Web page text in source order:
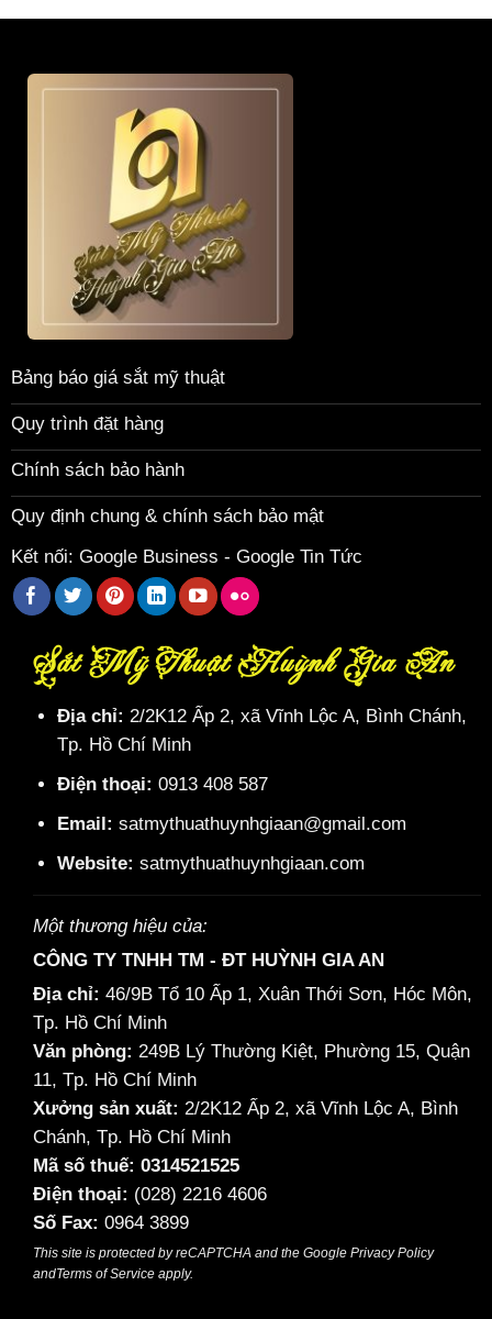
Bảng báo giá sắt mỹ thuật
Quy trình đặt hàng
Chính sách bảo hành
Quy định chung & chính sách bảo mật
Kết nối: Google Business - Google Tin Tức
Sắt Mỹ Thuật Huỳnh Gia An
Địa chỉ: 2/2K12 Ấp 2, xã Vĩnh Lộc A, Bình Chánh,
Tp. Hồ Chí Minh
Điện thoại: 0913 408 587
Email: satmythuathuynhgiaan@gmail.com
Website: satmythuathuynhgiaan.com
Một thương hiệu của:
CÔNG TY TNHH TM - ĐT HUỲNH GIA AN
Địa chỉ: 46/9B Tổ 10 Ấp 1, Xuân Thới Sơn, Hóc Môn,
Tp. Hồ Chí Minh
Văn phòng: 249B Lý Thường Kiệt, Phường 15, Quận
11, Tp. Hồ Chí Minh
Xưởng sản xuất: 2/2K12 Ấp 2, xã Vĩnh Lộc A, Bình
Chánh, Tp. Hồ Chí Minh
Mã số thuế: 0314521525
Điện thoại: (028) 2216 4606
Số Fax: 0964 3899
This site is protected by reCAPTCHA and the Google Privacy Policy
andTerms of Service apply.